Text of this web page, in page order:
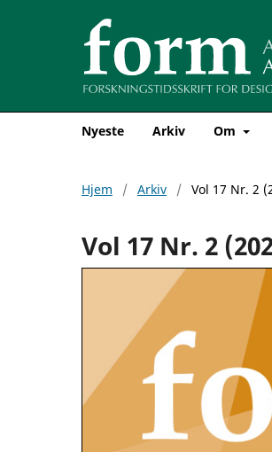
Nyeste Arkiv Om
Hjem / Arkiv / Vol 17 Nr. 2
Vol 17 Nr. 2